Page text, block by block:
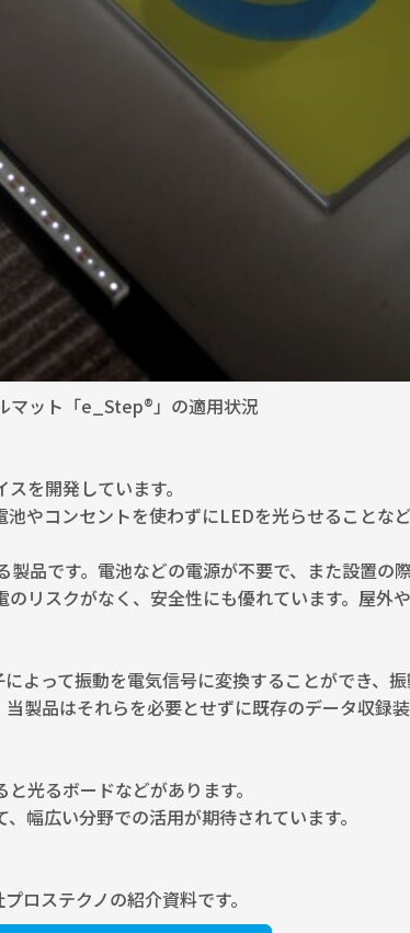
マット「e_Step®」の適用状況
を開発しています。
やコンセントを使わずにLEDを光らせることなど
品です。電池などの電源が不要で、また設置の
リスクがなく、安全性にも優れています。屋外
よって振動を電気信号に変換することができ、
製品はそれらを必要とせずに既存のデータ収録
光るボードなどがあります。
幅広い分野での活用が期待されています。
ロステクノの紹介資料です。